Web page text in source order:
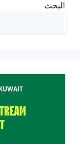
البحث